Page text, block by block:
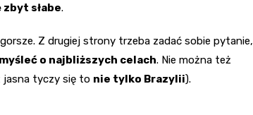
słabe.
Z drugiej strony trzeba zadać sobie pytanie,
o najbliższych celach. Nie można też
jasna tyczy się to nie tylko Brazylii).